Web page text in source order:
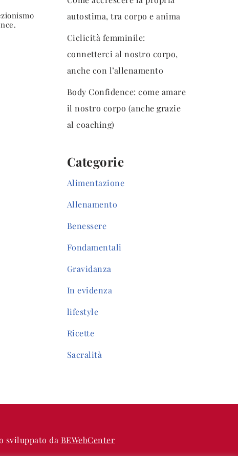
autostima, tra corpo e anima
Ciclicità femminile:
connetterci al nostro corpo,
anche con l’allenamento
Body Confidence: come amare
il nostro corpo (anche grazie
al coaching)
Categorie
Alimentazione
Allenamento
Benessere
Fondamentali
Gravidanza
In evidenza
lifestyle
Ricette
Sacralità
sviluppato da BEWebCenter